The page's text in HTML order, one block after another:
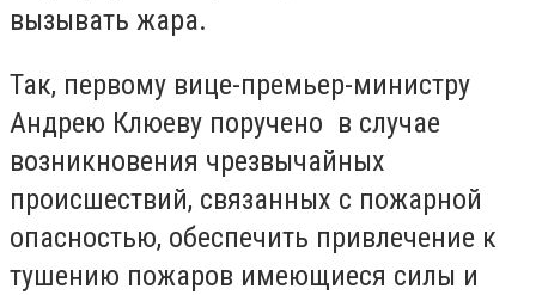
вызывать жара.
Так, первому вице-премьер-министру
Андрею Клюеву поручено в случае
возникновения чрезвычайных
происшествий, связанных с пожарной
опасностью, обеспечить привлечение к
тушению пожаров имеющиеся силы и